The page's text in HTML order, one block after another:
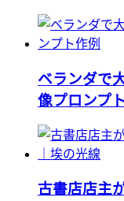
ベランダで
像プロンプ
古書店店主